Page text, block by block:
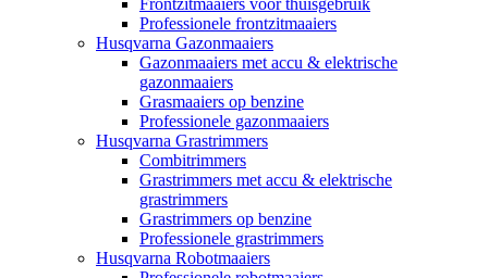
Professionele frontzitmaaiers
Husqvarna Gazonmaaiers
Gazonmaaiers met accu & elektrische
gazonmaaiers
Grasmaaiers op benzine
Professionele gazonmaaiers
Husqvarna Grastrimmers
Combitrimmers
Grastrimmers met accu & elektrische
grastrimmers
Grastrimmers op benzine
Professionele grastrimmers
Husqvarna Robotmaaiers